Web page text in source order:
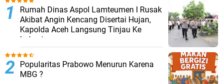
Rumah Dinas Aspol Lamteumen I Rusak
Akibat Angin Kencang Disertai Hujan,
Kapolda Aceh Langsung Tinjau Ke
Lokasi
Popularitas Prabowo Menurun Karena
MBG ?